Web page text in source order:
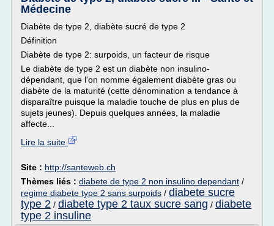
Médecine
Diabète de type 2, diabète sucré de type 2
Définition
Diabète de type 2: surpoids, un facteur de risque
Le diabète de type 2 est un diabète non insulino-
dépendant, que l'on nomme également diabète gras ou
diabète de la maturité (cette dénomination a tendance à
disparaître puisque la maladie touche de plus en plus de
sujets jeunes). Depuis quelques années, la maladie
affecte...
Lire la suite
Site : http://santeweb.ch
Thèmes liés : diabete de type 2 non insulino dependant /
regime diabete type 2 sans surpoids / diabete sucre
type 2 / diabete type 2 taux sucre sang / diabete
type 2 insuline